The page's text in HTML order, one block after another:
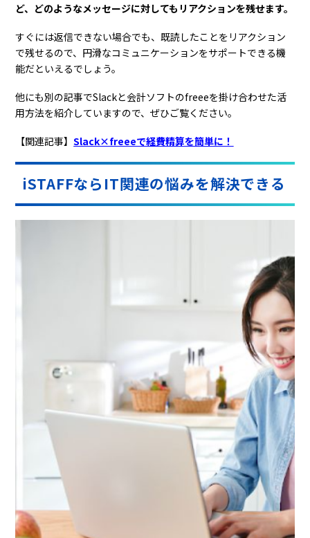
ど、どのようなメッセージに対してもリアクションを残せます。
すぐには返信できない場合でも、既読したことをリアクション
で残せるので、円滑なコミュニケーションをサポートできる機
能だといえるでしょう。
他にも別の記事でSlackと会計ソフトのfreeeを掛け合わせた活
用方法を紹介していますので、ぜひご覧ください。
【関連記事】Slack×freeeで経費精算を簡単に！
iSTAFFならIT関連の悩みを解決できる